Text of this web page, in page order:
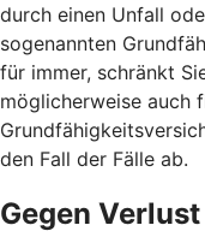
durch einen Unfall
sogenannten
für immer, schränkt
möglicherweise auch
den Fall der Fälle ab.
Gegen